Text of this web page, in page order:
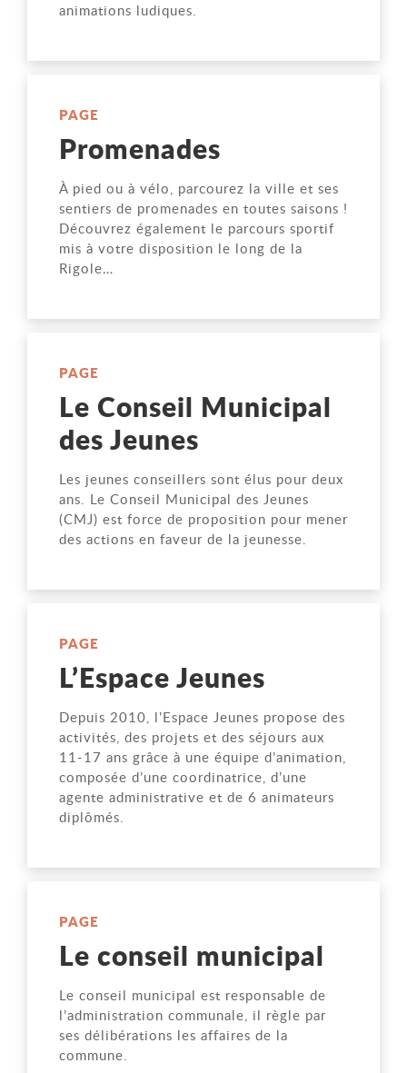
animations ludiques.
PAGE
Promenades
À pied ou à vélo, parcourez la ville et ses
sentiers de promenades en toutes saisons !
Découvrez également le parcours sportif
mis à votre disposition le long de la
Rigole…
PAGE
Le Conseil Municipal
des Jeunes
Les jeunes conseillers sont élus pour deux
ans. Le Conseil Municipal des Jeunes
(CMJ) est force de proposition pour mener
des actions en faveur de la jeunesse.
PAGE
L’Espace Jeunes
Depuis 2010, l’Espace Jeunes propose des
activités, des projets et des séjours aux
11-17 ans grâce à une équipe d’animation,
composée d’une coordinatrice, d’une
agente administrative et de 6 animateurs
diplômés.
PAGE
Le conseil municipal
Le conseil municipal est responsable de
l’administration communale, il règle par
ses délibérations les affaires de la
commune.